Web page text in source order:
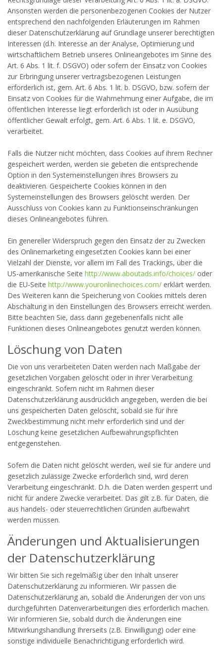
Ansonsten werden die personenbezogenen Cookies der Nutzer
entsprechend den nachfolgenden Erläuterungen im Rahmen
dieser Datenschutzerklärung auf Grundlage unserer berechtigten
Interessen (d.h. Interesse an der Analyse, Optimierung und
wirtschaftlichem Betrieb unseres Onlineangebotes im Sinne des
Art. 6 Abs. 1 lit. f. DSGVO) oder sofern der Einsatz von Cookies
zur Erbringung unserer vertragsbezogenen Leistungen
erforderlich ist, gem. Art. 6 Abs. 1 lit. b. DSGVO, bzw. sofern der
Einsatz von Cookies für die Wahrnehmung einer Aufgabe, die im
öffentlichen Interesse liegt erforderlich ist oder in Ausübung
öffentlicher Gewalt erfolgt, gem. Art. 6 Abs. 1 lit. e. DSGVO,
verarbeitet.
Falls die Nutzer nicht möchten, dass Cookies auf ihrem Rechner
gespeichert werden, werden sie gebeten die entsprechende
Option in den Systemeinstellungen ihres Browsers zu
deaktivieren. Gespeicherte Cookies können in den
Systemeinstellungen des Browsers gelöscht werden. Der
Ausschluss von Cookies kann zu Funktionseinschränkungen
dieses Onlineangebotes führen.
Ein genereller Widerspruch gegen den Einsatz der zu Zwecken
des Onlinemarketing eingesetzten Cookies kann bei einer
Vielzahl der Dienste, vor allem im Fall des Trackings, über die
US-amerikanische Seite http://www.aboutads.info/choices/ oder
die EU-Seite http://www.youronlinechoices.com/ erklärt werden.
Des Weiteren kann die Speicherung von Cookies mittels deren
Abschaltung in den Einstellungen des Browsers erreicht werden.
Bitte beachten Sie, dass dann gegebenenfalls nicht alle
Funktionen dieses Onlineangebotes genutzt werden können.
Löschung von Daten
Die von uns verarbeiteten Daten werden nach Maßgabe der
gesetzlichen Vorgaben gelöscht oder in ihrer Verarbeitung
eingeschränkt. Sofern nicht im Rahmen dieser
Datenschutzerklärung ausdrücklich angegeben, werden die bei
uns gespeicherten Daten gelöscht, sobald sie für ihre
Zweckbestimmung nicht mehr erforderlich sind und der
Löschung keine gesetzlichen Aufbewahrungspflichten
entgegenstehen.
Sofern die Daten nicht gelöscht werden, weil sie für andere und
gesetzlich zulässige Zwecke erforderlich sind, wird deren
Verarbeitung eingeschränkt. D.h. die Daten werden gesperrt und
nicht für andere Zwecke verarbeitet. Das gilt z.B. für Daten, die
aus handels- oder steuerrechtlichen Gründen aufbewahrt
werden müssen.
Änderungen und Aktualisierungen
der Datenschutzerklärung
Wir bitten Sie sich regelmäßig über den Inhalt unserer
Datenschutzerklärung zu informieren. Wir passen die
Datenschutzerklärung an, sobald die Änderungen der von uns
durchgeführten Datenverarbeitungen dies erforderlich machen.
Wir informieren Sie, sobald durch die Änderungen eine
Mitwirkungshandlung Ihrerseits (z.B. Einwilligung) oder eine
sonstige individuelle Benachrichtigung erforderlich wird.